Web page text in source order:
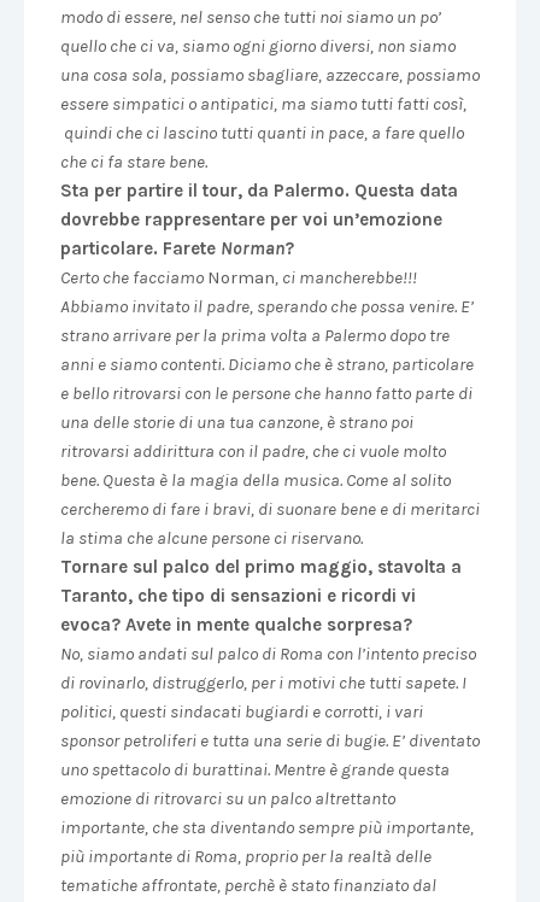
modo di essere, nel senso che tutti noi siamo un po’
quello che ci va, siamo ogni giorno diversi, non siamo
una cosa sola, possiamo sbagliare, azzeccare, possiamo
essere simpatici o antipatici, ma siamo tutti fatti così,
quindi che ci lascino tutti quanti in pace, a fare quello
che ci fa stare bene.
Sta per partire il tour, da Palermo. Questa data
dovrebbe rappresentare per voi un’emozione
particolare. Farete Norman?
Certo che facciamo Norman, ci mancherebbe!!!
Abbiamo invitato il padre, sperando che possa venire. E’
strano arrivare per la prima volta a Palermo dopo tre
anni e siamo contenti. Diciamo che è strano, particolare
e bello ritrovarsi con le persone che hanno fatto parte di
una delle storie di una tua canzone, è strano poi
ritrovarsi addirittura con il padre, che ci vuole molto
bene. Questa è la magia della musica. Come al solito
cercheremo di fare i bravi, di suonare bene e di meritarci
la stima che alcune persone ci riservano.
Tornare sul palco del primo maggio, stavolta a
Taranto, che tipo di sensazioni e ricordi vi
evoca? Avete in mente qualche sorpresa?
No, siamo andati sul palco di Roma con l’intento preciso
di rovinarlo, distruggerlo, per i motivi che tutti sapete. I
politici, questi sindacati bugiardi e corrotti, i vari
sponsor petroliferi e tutta una serie di bugie. E’ diventato
uno spettacolo di burattinai. Mentre è grande questa
emozione di ritrovarci su un palco altrettanto
importante, che sta diventando sempre più importante,
più importante di Roma, proprio per la realtà delle
tematiche affrontate, perchè è stato finanziato dal